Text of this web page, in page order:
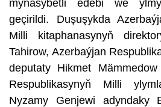
mynasybetli edebi we
geçirildi. Duşuşykda
Milli kitaphanasynyň
Tahirow, Azerbaýjan
deputaty Hikmet
Respublikasynyň Milli
Nyzamy Genjewi adyndaky